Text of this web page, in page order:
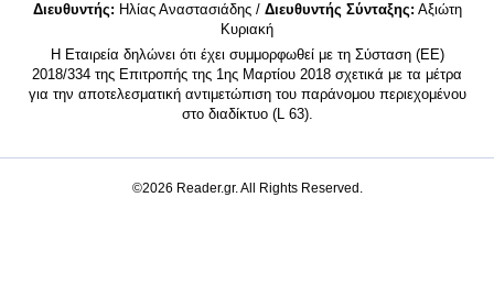
Διευθυντής: Ηλίας Αναστασιάδης / Διευθυντής Σύνταξης: Αξιώτη
Κυριακή
Η Εταιρεία δηλώνει ότι έχει συμμορφωθεί με τη Σύσταση (ΕΕ)
2018/334 της Επιτροπής της 1ης Μαρτίου 2018 σχετικά με τα μέτρα
για την αποτελεσματική αντιμετώπιση του παράνομου περιεχομένου
στο διαδίκτυο (L 63).
©2026 Reader.gr. All Rights Reserved.